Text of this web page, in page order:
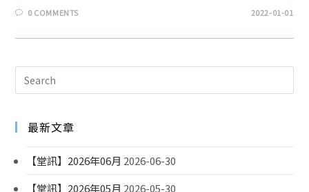
0 COMMENTS 2022-01-01
最新文章
【堂訊】2026年06月 2026-06-30
【堂訊】2026年05月 2026-05-30